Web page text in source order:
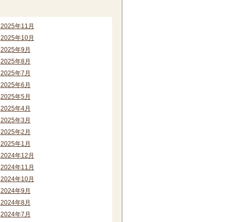
2025年11月
2025年10月
2025年9月
2025年8月
2025年7月
2025年6月
2025年5月
2025年4月
2025年3月
2025年2月
2025年1月
2024年12月
2024年11月
2024年10月
2024年9月
2024年8月
2024年7月